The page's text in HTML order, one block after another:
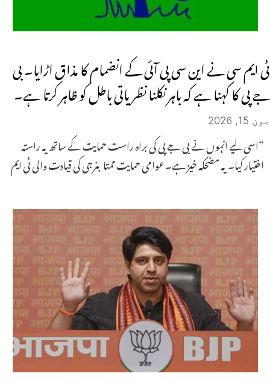
ٹی ایم سی نے این سی پی آئی کے انضمام کا مذاق اڑایا۔ بی
جے پی کا کہنا ہے کہ باہر نکلنا نظریاتی باطل کو ظاہر کرتا ہے۔
جون 15, 2026
“اسی لیے انہوں نے بی جے پی کی براہ راست حمایت کے ساتھ یہ راستہ
اختیار کیا۔ یہ مضحکہ خیز ہے۔ عوامی حمایت ممتا بنرجی کی قیادت والی ٹی ایم